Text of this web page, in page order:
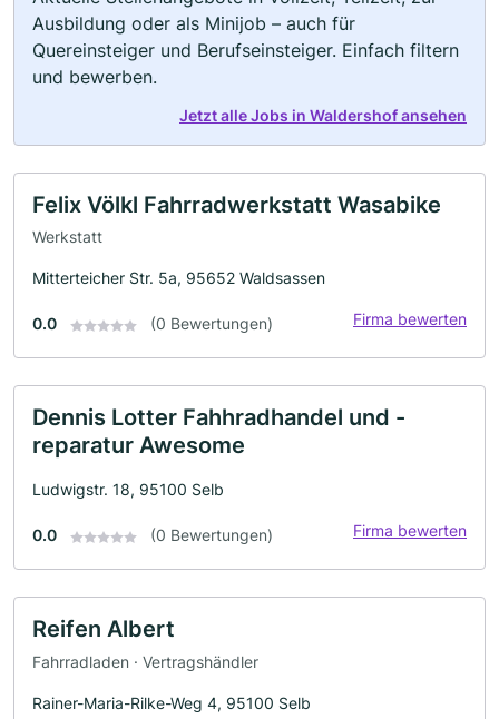
Ausbildung oder als Minijob – auch für
Quereinsteiger und Berufseinsteiger. Einfach filtern
und bewerben.
Jetzt alle Jobs in Waldershof ansehen
Felix Völkl Fahrradwerkstatt Wasabike
Werkstatt
Mitterteicher Str. 5a, 95652 Waldsassen
0.0 (0 Bewertungen) Firma bewerten
Dennis Lotter Fahhradhandel und -
reparatur Awesome
Ludwigstr. 18, 95100 Selb
0.0 (0 Bewertungen) Firma bewerten
Reifen Albert
Fahrradladen · Vertragshändler
Rainer-Maria-Rilke-Weg 4, 95100 Selb